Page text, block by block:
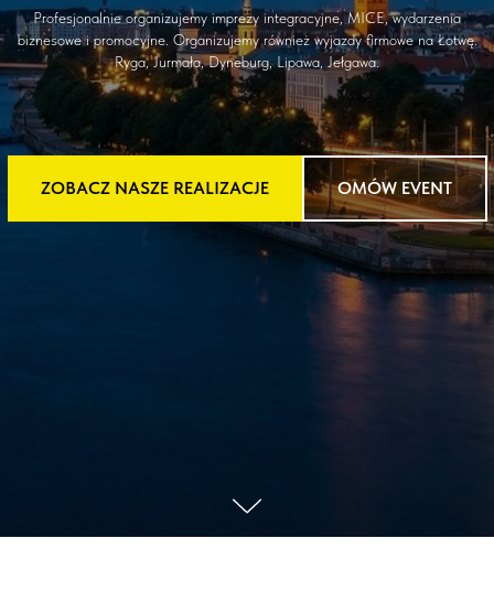
Profesjonalnie organizujemy imprezy integracyjne, MICE, wydarzenia
biznesowe i promocyjne. Organizujemy również wyjazdy firmowe na Łotwę.
Ryga, Jurmała, Dyneburg, Lipawa, Jełgawa.
ZOBACZ NASZE REALIZACJE OMÓW EVENT